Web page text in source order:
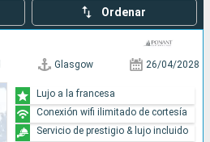
Ordenar
Glasgow 26/04/2028
Lujo a la francesa
Conexión wifi ilimitado de cortesía
Servicio de prestigio & lujo incluido